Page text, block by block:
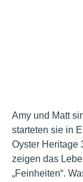
Amy und Matt
starteten sie in
Oyster Heritage
zeigen das
„Feinheiten“.